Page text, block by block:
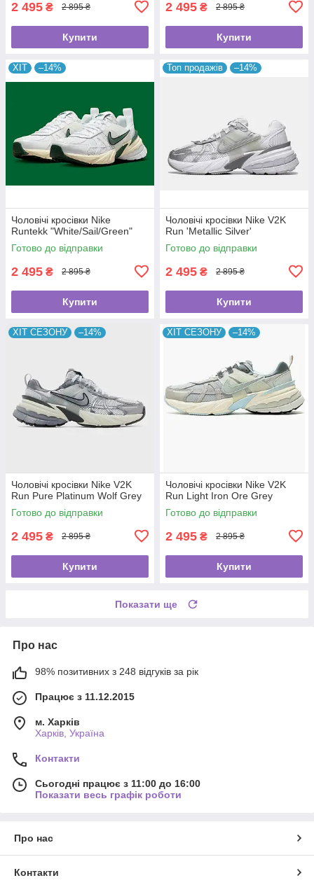
2 495 ₴ 2 895 ₴
Купити
2 495 ₴ 2 895 ₴
Купити
ХІТ –14%
Чоловічі кросівки Nike
Runtekk "White/Sail/Green"
Готово до відправки
2 495 ₴ 2 895 ₴
Купити
Топ продажів –14%
Чоловічі кросівки Nike V2K
Run 'Metallic Silver'
Готово до відправки
2 495 ₴ 2 895 ₴
Купити
ХІТ СЕЗОНУ –14%
Чоловічі кросівки Nike V2K
Run Pure Platinum Wolf Grey
Готово до відправки
2 495 ₴ 2 895 ₴
Купити
ХІТ СЕЗОНУ –14%
Чоловічі кросівки Nike V2K
Run Light Iron Ore Grey
Готово до відправки
2 495 ₴ 2 895 ₴
Купити
Показати ще
Про нас
98% позитивних з 248 відгуків за рік
Працює з 11.12.2015
м. Харків
Харків, Україна
Контакти
Сьогодні працює з 11:00 до 16:00
Показати весь графік роботи
Про нас
Контакти